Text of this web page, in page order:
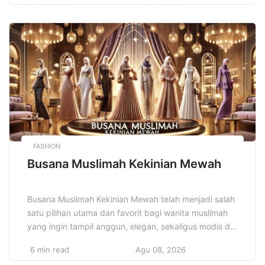
untuk mengelola uang dengan bijak. Dengan strategi
keuangan pribadi cerdas, Anda dapat mencapai
stabilitas finansial, menghindari utang yang tidak
perlu, […]
FASHION
Busana Muslimah Kekinian Mewah
Busana Muslimah Kekinian Mewah telah menjadi salah
satu pilihan utama dan favorit bagi wanita muslimah
yang ingin tampil anggun, elegan, sekaligus modis di
Perkembangan dunia fashion muslim terus mengalami
6 min read Agu 08, 2026